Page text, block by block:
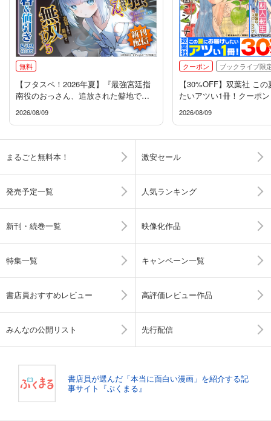
無料
【フタスペ！2026年夏】『最強宮廷指
南役のおっさん、追放された僻地で無
2026/08/09
クーポン ブックライブ限
【30%OFF】双葉社 こ
たいアツい1冊！クーポン
2026/08/09
まるごと無料本！ 激安セール
発売予定一覧 人気ランキング
新刊・続巻一覧 映像化作品
特集一覧 キャンペーン一覧
書店員おすすめレビュー 高評価レビュー作品
みんなの公開リスト 先行配信
書店員が選んだ「本当に面白い漫画」を紹介する記
事サイト『ぶくまる』